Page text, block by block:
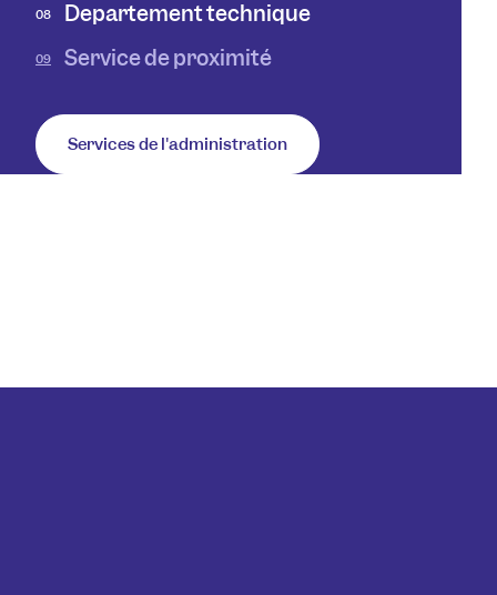
08 Département technique
09 Service de proximité
Services de l'administration